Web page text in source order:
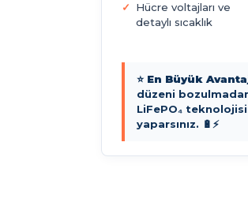
Hücre voltajları ve
detaylı sıcaklık
⭐ En Büyük
düzeni
LiFePO₄
yaparsınız. 🔋⚡